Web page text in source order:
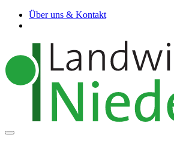
Über uns & Kontakt